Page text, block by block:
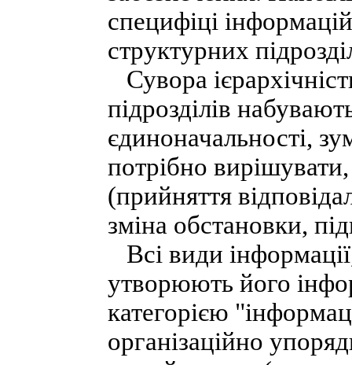
специфіці
структурних
Сувора
підрозділів
єдиноначальності,
потрібно
(прийняття
зміна обстановки,
Всі види
утворюють його
категорією
організаційно